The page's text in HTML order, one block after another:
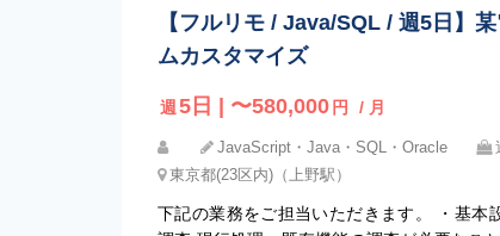
【フルリモ / Java/SQL / 週5日】
ムカスタマイズ
週 5日 | 〜580,000 円 / 月
JavaScript・Java・SQL・Oracle
東京都(23区内)（上野駅）
下記の業務をご担当いただきます。 ・基本